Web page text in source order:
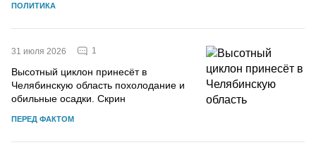
ПОЛИТИКА
31 июля 2026 1
Высотный циклон принесёт в
Челябинскую область похолодание и
обильные осадки. Скрин
ПЕРЕД ФАКТОМ